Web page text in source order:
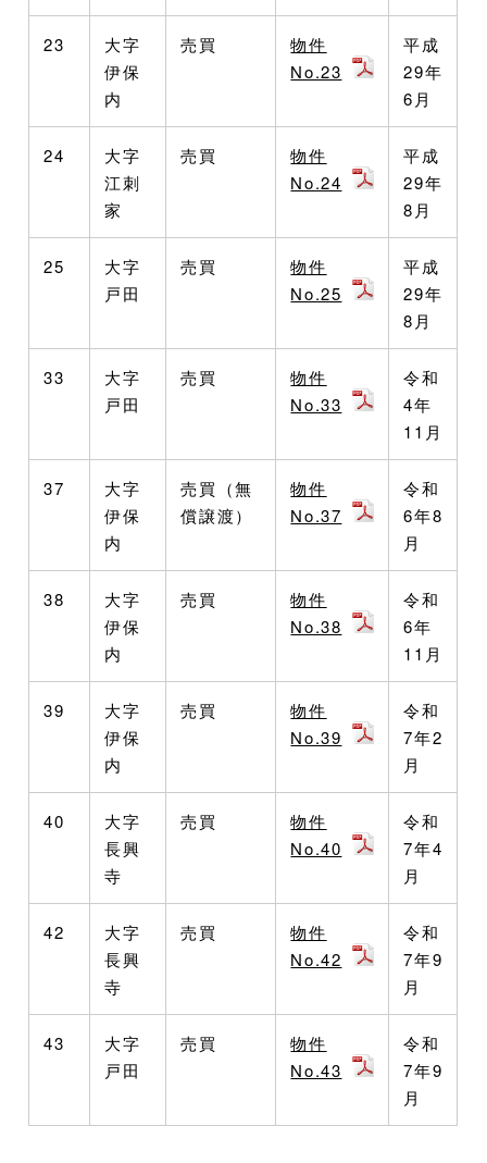
23
大字
伊保
内
売買
物件
No.23
平成
29年
6月
24
大字
江刺
家
売買
物件
No.24
平成
29年
8月
25
大字
戸田
売買
物件
No.25
平成
29年
8月
33
大字
戸田
売買
物件
No.33
令和
4年
11月
37
大字
伊保
内
売買（無
償譲渡）
物件
No.37
令和
6年8
月
38
大字
伊保
内
売買
物件
No.38
令和
6年
11月
39
大字
伊保
内
売買
物件
No.39
令和
7年2
月
40
大字
長興
寺
売買
物件
No.40
令和
7年4
月
42
大字
長興
寺
売買
物件
No.42
令和
7年9
月
43
大字
戸田
売買
物件
No.43
令和
7年9
月